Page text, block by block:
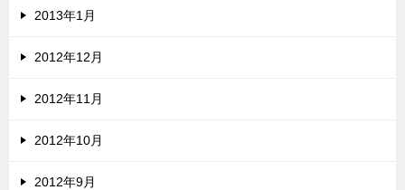
2013年1月
2012年12月
2012年11月
2012年10月
2012年9月